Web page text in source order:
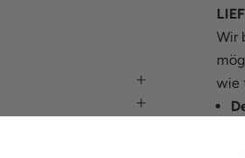
Wir
wie